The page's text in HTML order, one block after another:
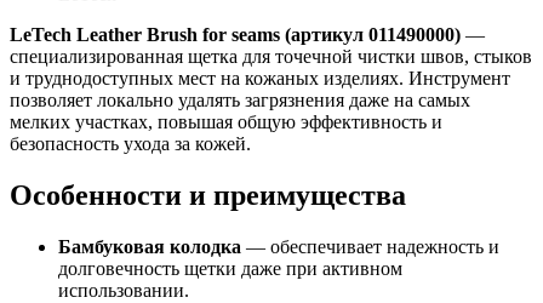
LeTech Leather Brush for seams (артикул 011490000) —
специализированная щетка для точечной чистки швов, стыков
и труднодоступных мест на кожаных изделиях. Инструмент
позволяет локально удалять загрязнения даже на самых
мелких участках, повышая общую эффективность и
безопасность ухода за кожей.
Особенности и преимущества
Бамбуковая колодка — обеспечивает надежность и
долговечность щетки даже при активном
использовании.